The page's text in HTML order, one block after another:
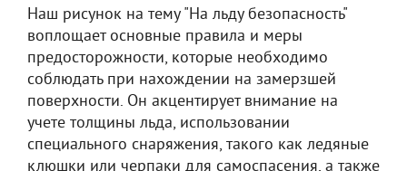
Наш рисунок на тему "На льду безопасность"
воплощает основные правила и меры
предосторожности, которые необходимо
соблюдать при нахождении на замерзшей
поверхности. Он акцентирует внимание на
учете толщины льда, использовании
специального снаряжения, такого как ледяные